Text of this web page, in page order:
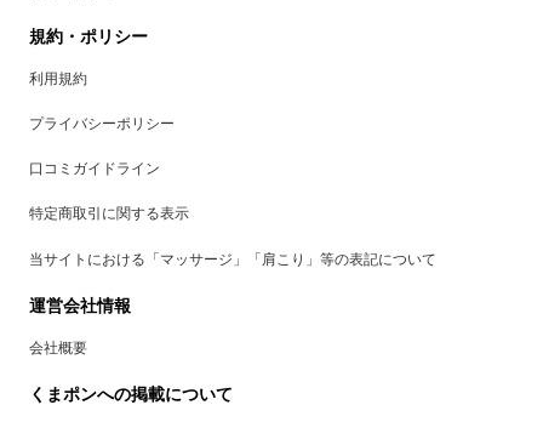
規約・ポリシー
利用規約
プライバシーポリシー
口コミガイドライン
特定商取引に関する表示
当サイトにおける「マッサージ」「肩こり」等の表記について
運営会社情報
会社概要
くまポンへの掲載について